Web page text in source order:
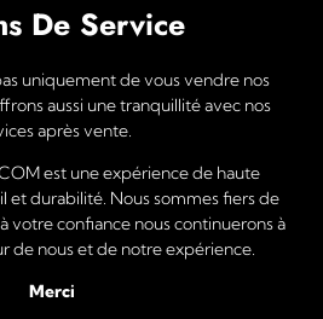
De Service
uniquement de vous vendre nos
aussi une tranquillité avec nos
après vente.
est une expérience de haute
et durabilité. Nous sommes fiers de
votre confiance nous continuerons à
de nous et de notre expérience.
Merci